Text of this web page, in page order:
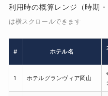
利用時の概算レンジ（時期
は横スクロールできます
# ホテル名
1 ホテルグランヴィア岡山